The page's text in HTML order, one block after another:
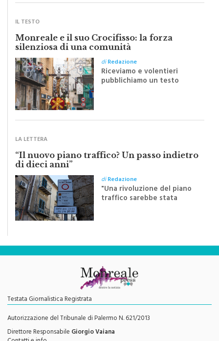
Monreale e il suo Crocifisso: la forza
silenziosa di una comunità
diRedazione
Riceviamo e volentieri
pubblichiamo un testo
inviato dalla scrittrice
monrealese Mariella
“Il nuovo piano traffico? Un passo indietro
di dieci anni”
"Una rivoluzione del piano
traffico sarebbe stata
efficace se preceduta da
una rivoluzione culturale"
Testata Giornalistica Registrata
Autorizzazione del Tribunale di Palermo N. 621/2013
Direttore ResponsabileGiorgio Vaiana
Contatti e info